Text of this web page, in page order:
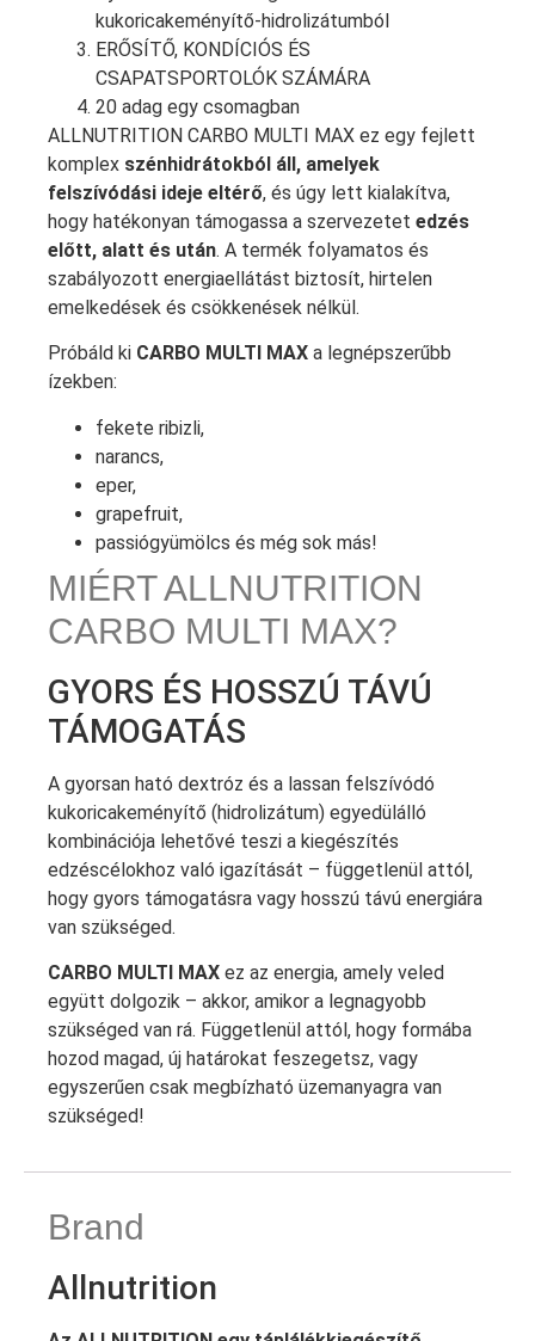
kukoricakeményítő-hidrolizátumból
ERŐSÍTŐ, KONDÍCIÓS ÉS
CSAPATSPORTOLÓK SZÁMÁRA
20 adag egy csomagban
ALLNUTRITION CARBO MULTI MAX ez egy fejlett
komplex szénhidrátokból áll, amelyek
felszívódási ideje eltérő, és úgy lett kialakítva,
hogy hatékonyan támogassa a szervezetet edzés
előtt, alatt és után. A termék folyamatos és
szabályozott energiaellátást biztosít, hirtelen
emelkedések és csökkenések nélkül.
Próbáld ki CARBO MULTI MAX a legnépszerűbb
ízekben:
fekete ribizli,
narancs,
eper,
grapefruit,
passiógyümölcs és még sok más!
MIÉRT ALLNUTRITION
CARBO MULTI MAX?
GYORS ÉS HOSSZÚ TÁVÚ
TÁMOGATÁS
A gyorsan ható dextróz és a lassan felszívódó
kukoricakeményítő (hidrolizátum) egyedülálló
kombinációja lehetővé teszi a kiegészítés
edzéscélokhoz való igazítását – függetlenül attól,
hogy gyors támogatásra vagy hosszú távú energiára
van szükséged.
CARBO MULTI MAX ez az energia, amely veled
együtt dolgozik – akkor, amikor a legnagyobb
szükséged van rá. Függetlenül attól, hogy formába
hozod magad, új határokat feszegetsz, vagy
egyszerűen csak megbízható üzemanyagra van
szükséged!
Brand
Allnutrition